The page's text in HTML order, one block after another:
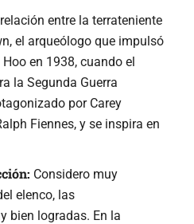
entre la terrateniente
el arqueólogo que impulsó
en 1938, cuando el
la Segunda Guerra
por Carey
Fiennes, y se inspira en
Considero muy
elenco, las
bien logradas. En la